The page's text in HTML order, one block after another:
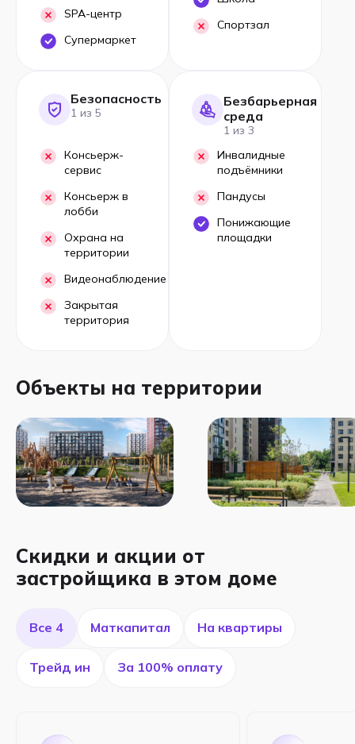
SPA-центр
Супермаркет
Спортзал
Безопасность
1 из 5
Консьерж-
сервис
Консьерж в
лобби
Охрана на
территории
Видеонаблюдение
Закрытая
территория
Безбарьерная
среда
1 из 3
Инвалидные
подъёмники
Пандусы
Понижающие
площадки
Объекты на территории
Скидки и акции от
застройщика в этом доме
Все 4 Маткапитал На квартиры
Трейд ин За 100% оплату